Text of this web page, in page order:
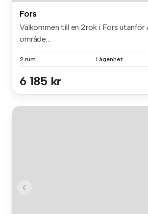
Fors
Välkommen till en 2rok i Fors utanför
område...
2 rum Lägenhet
6 185 kr